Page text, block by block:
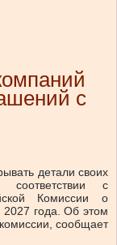
с
детали своих
с
Комиссии о
2027 года. Об этом
сообщает